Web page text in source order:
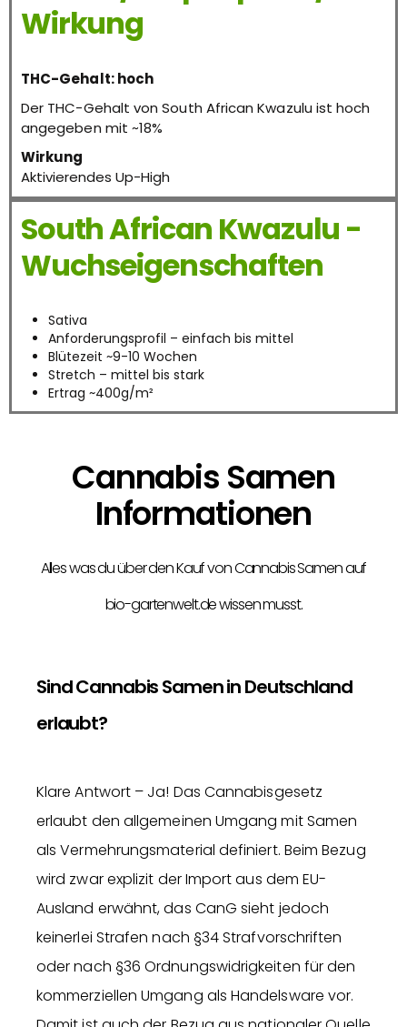
Wirkung
THC-Gehalt: hoch
Der THC-Gehalt von South African Kwazulu ist hoch
angegeben mit ~18%
Wirkung
Aktivierendes Up-High
South African Kwazulu -
Wuchseigenschaften
Sativa
Anforderungsprofil – einfach bis mittel
Blütezeit ~9-10 Wochen
Stretch – mittel bis stark
Ertrag ~400g/m²
Cannabis Samen
Informationen
Alles was du über den Kauf von Cannabis Samen auf
bio-gartenwelt.de wissen musst.
Sind Cannabis Samen in Deutschland
erlaubt?
Klare Antwort – Ja! Das Cannabisgesetz
erlaubt den allgemeinen Umgang mit Samen
als Vermehrungsmaterial definiert. Beim Bezug
wird zwar explizit der Import aus dem EU-
Ausland erwähnt, das CanG sieht jedoch
keinerlei Strafen nach §34 Strafvorschriften
oder nach §36 Ordnungswidrigkeiten für den
kommerziellen Umgang als Handelsware vor.